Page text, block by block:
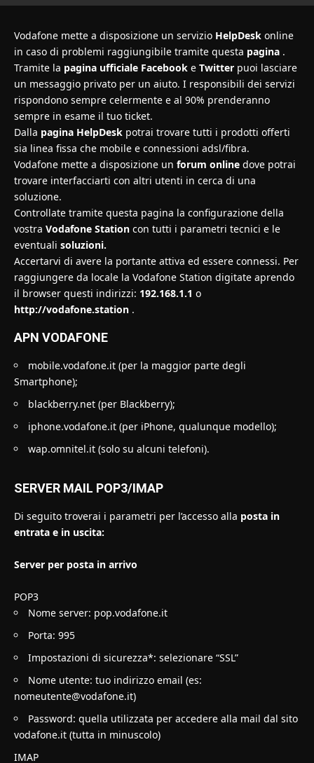
Vodafone mette a disposizione un servizio HelpDesk online
in caso di problemi raggiungibile tramite questa pagina .
Tramite la pagina ufficiale Facebook e Twitter puoi lasciare
un messaggio privato per un aiuto. I responsibili dei servizi
rispondono sempre celermente e al 90% prenderanno
sempre in esame il tuo ticket.
Dalla pagina HelpDesk potrai trovare tutti i prodotti offerti
sia linea fissa che mobile e connessioni adsl/fibra.
Vodafone mette a disposizione un forum online dove potrai
trovare interfacciarti con altri utenti in cerca di una
soluzione.
Controllate tramite questa pagina la configurazione della
vostra Vodafone Station con tutti i parametri tecnici e le
eventuali soluzioni.
Accertarvi di avere la portante attiva ed essere connessi. Per
raggiungere da locale la Vodafone Station digitate aprendo
il browser questi indirizzi: 192.168.1.1 o
http://vodafone.station .
APN VODAFONE
mobile.vodafone.it (per la maggior parte degli
Smartphone);
blackberry.net (per Blackberry);
iphone.vodafone.it (per iPhone, qualunque modello);
wap.omnitel.it (solo su alcuni telefoni).
SERVER MAIL POP3/IMAP
Di seguito troverai i parametri per l’accesso alla posta in
entrata e in uscita:
Server per posta in arrivo
POP3
Nome server: pop.vodafone.it
Porta: 995
Impostazioni di sicurezza*: selezionare “SSL”
Nome utente: tuo indirizzo email (es:
nomeutente@vodafone.it)
Password: quella utilizzata per accedere alla mail dal sito
vodafone.it (tutta in minuscolo)
IMAP